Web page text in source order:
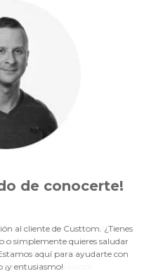
conocerte!
¡y entusiasmo!
de conocerte!
al cliente de Custtom. ¿Tienes
simplemente quieres saludar
aquí para ayudarte con
¡y entusiasmo!
conocerte!
¡y entusiasmo!
conocerte!
¡y entusiasmo!
conocerte!
¡y entusiasmo!
conocerte!
¡y entusiasmo!
conocerte!
¡y entusiasmo!
conocerte!
¡y entusiasmo!
conocerte!
¡y entusiasmo!
conocerte!
¡y entusiasmo!
conocerte!
¡y entusiasmo!
conocerte!
¡y entusiasmo!
conocerte!
¡y entusiasmo!